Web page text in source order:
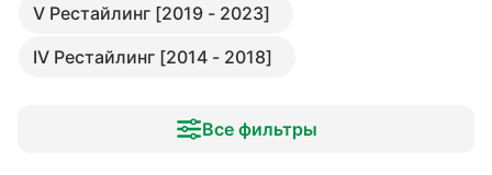
V Рестайлинг [2019 - 2023]
IV Рестайлинг [2014 - 2018]
Все фильтры